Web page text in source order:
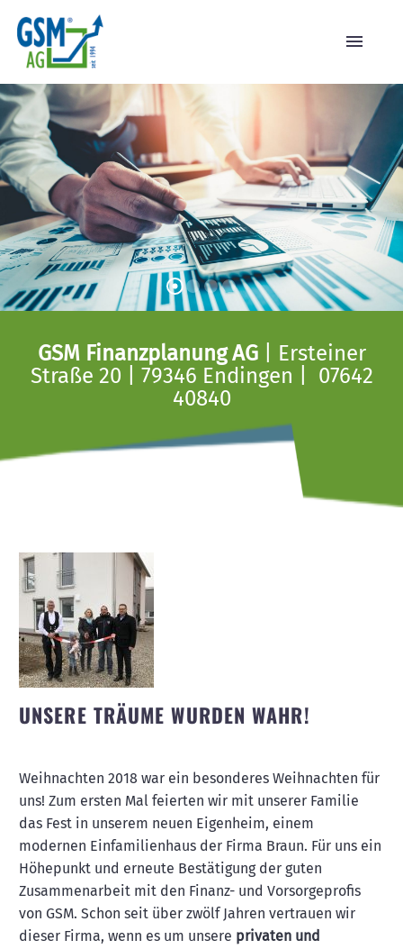
GSM Finanzplanung AG| Ersteiner
Straße 20 | 79346 Endingen | 07642
40840
UNSERE TRÄUME WURDEN WAHR!
Weihnachten 2018 war ein besonderes Weihnachten für
uns! Zum ersten Mal feierten wir mit unserer Familie
das Fest in unserem neuen Eigenheim, einem
modernen Einfamilienhaus der Firma Braun. Für uns ein
Höhepunkt und erneute Bestätigung der guten
Zusammenarbeit mit den Finanz- und Vorsorgeprofis
von GSM. Schon seit über zwölf Jahren vertrauen wir
dieser Firma, wenn es um unsere privaten und